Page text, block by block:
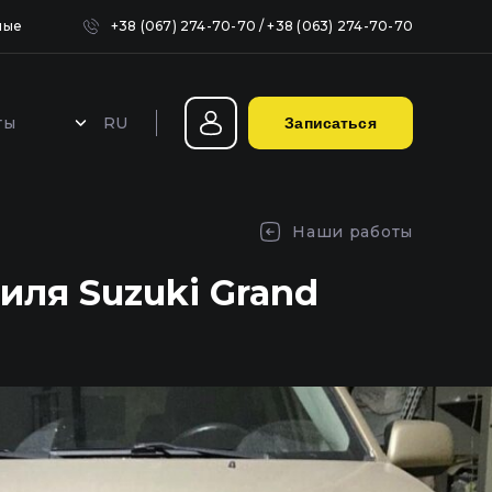
+38 (067) 274-70-70 / +38 (063) 274-70-70
RU Записаться
Наши работы
Suzuki Grand